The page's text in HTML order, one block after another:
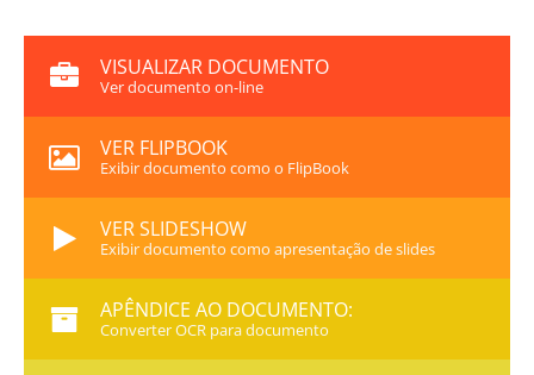
VISUALIZAR DOCUMENTO
Ver documento on-line
VER FLIPBOOK
Exibir documento como o FlipBook
VER SLIDESHOW
Exibir documento como apresentação de slides
APÊNDICE AO DOCUMENTO:
Converter OCR para documento